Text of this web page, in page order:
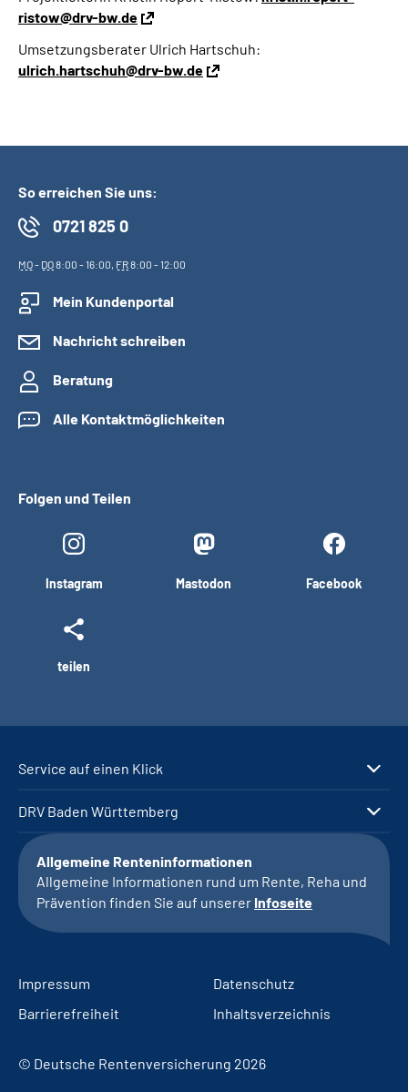
ristow@drv-bw.de
Umsetzungsberater Ulrich Hartschuh:
ulrich.hartschuh@drv-bw.de
So erreichen Sie uns:
0721 825 0
MO- DO8:00 - 16:00, FR8:00 - 12:00
Mein Kundenportal
Nachricht schreiben
Beratung
Alle Kontaktmöglichkeiten
Folgen und Teilen
Instagram Mastodon Facebook
teilen
Service auf einen Klick
DRV Baden Württemberg
Allgemeine Renteninformationen
Allgemeine Informationen rund um Rente, Reha und
Prävention finden Sie auf unserer Infoseite
Impressum
Datenschutz
Barrierefreiheit
Inhaltsverzeichnis
© Deutsche Rentenversicherung 2026